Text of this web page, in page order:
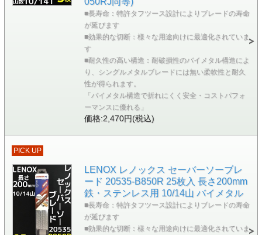
■長寿命：特許タフツース設計によりブレードの寿命
が延びます
■効果的な切断：様々な用途向けに最適化されていま
す
■耐久性の高い構造：耐破損性のバイメタル構造によ
り、シングルメタルブレードには無い柔軟性と耐久
性が得られます。
「バイメタル構造で折れにくく安全・コストパフォ
ーマンスに優れる」
価格:2,470円(税込)
PICK UP
LENOX レノックス セーバーソーブレ
ード 20535-B850R 25枚入 長さ200mm
鉄・ステンレス用 10/14山 バイメタル
■長寿命：特許タフツース設計によりブレードの寿命
が延びます
■効果的な切断：様々な用途向けに最適化されていま